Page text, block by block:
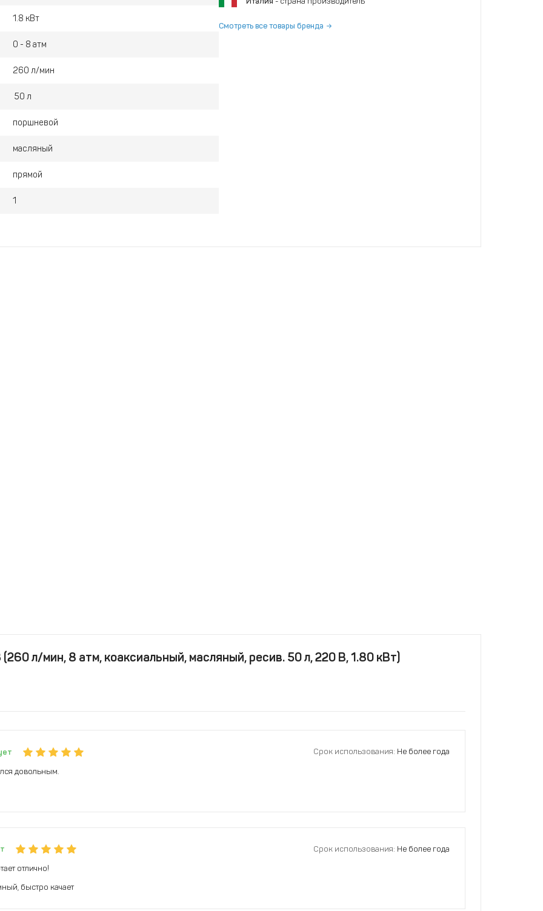
1.8 кВт
0 - 8 атм
260 л/мин
50 л
поршневой
масляный
прямой
1
Смотреть все товары бренда
л/мин, 8 атм, коаксиальный, масляный, ресив. 50 л, 220 В, 1.80 кВт)
Срок использования: Не более года
довольным.
Срок использования: Не более года
отлично!
быстро качает